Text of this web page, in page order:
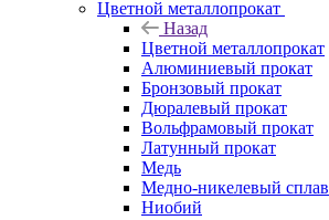
Цветной металлопрокат
Назад
Цветной металлопрокат
Алюминиевый прокат
Бронзовый прокат
Дюралевый прокат
Вольфрамовый прокат
Латунный прокат
Медь
Медно-никелевый сплав
Ниобий